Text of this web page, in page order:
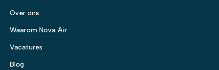
Over ons
Waarom Nova Air
Vacatures
Blog